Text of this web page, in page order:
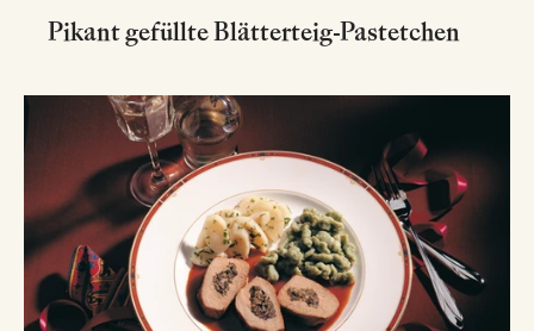
Pikant gefüllte Blätterteig-Pastetchen